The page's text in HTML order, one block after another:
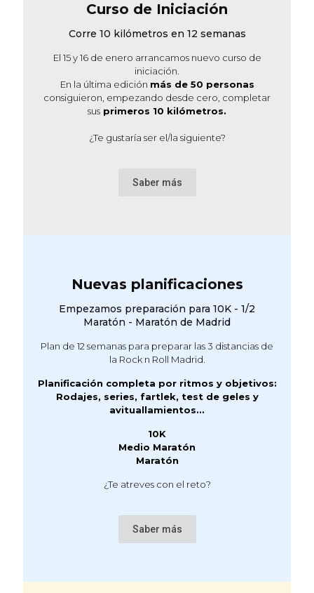
Curso de Iniciación
Corre 10 kilómetros en 12 semanas
El 15 y 16 de enero arrancamos nuevo curso de
iniciación.
En la última edición más de 50 personas
consiguieron, empezando desde cero, completar
sus primeros 10 kilómetros.
¿Te gustaría ser el/la siguiente?
Saber más
Nuevas planificaciones
Empezamos preparación para 10K - 1/2
Maratón - Maratón de Madrid
Plan de 12 semanas para preparar las 3 distancias de
la Rock n Roll Madrid.
Planificación completa por ritmos y objetivos:
Rodajes, series, fartlek, test de geles y
avituallamientos...
10K
Medio Maratón
Maratón
¿Te atreves con el reto?
Saber más